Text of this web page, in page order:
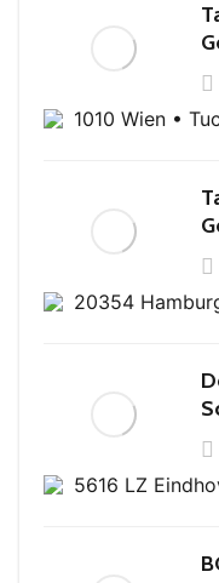
1010 Wien •
20354
5616 LZ